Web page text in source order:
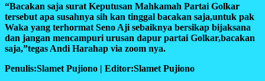
“Bacakan saja surat Keputusan Mahkamah Partai Golkar
tersebut apa susahnya sih kan tinggal bacakan saja,untuk pak
Waka yang terhormat Seno Aji sebaiknya bersikap bijaksana
dan jangan mencampuri urusan dapur partai Golkar,bacakan
saja,”tegas Andi Harahap via zoom nya.
Penulis:Slamet Pujiono | Editor:Slamet Pujiono